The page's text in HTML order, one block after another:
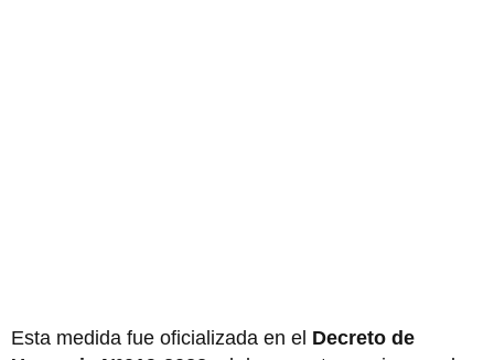
Esta medida fue oficializada en el Decreto de